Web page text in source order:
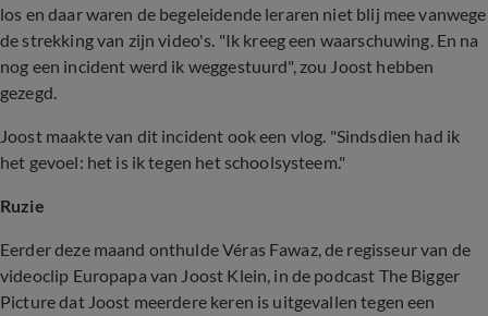
los en daar waren de begeleidende leraren niet blij mee vanwege
de strekking van zijn video's. "Ik kreeg een waarschuwing. En na
nog een incident werd ik weggestuurd", zou Joost hebben
gezegd.
Joost maakte van dit incident ook een vlog. "Sindsdien had ik
het gevoel: het is ik tegen het schoolsysteem."
Ruzie
Eerder deze maand onthulde Véras Fawaz, de regisseur van de
videoclip Europapa van Joost Klein, in de podcast The Bigger
Picture dat Joost meerdere keren is uitgevallen tegen een